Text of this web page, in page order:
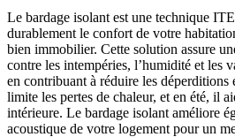
Le bardage isolant est une technique
durablement le confort de votre
bien immobilier. Cette solution assure
contre les intempéries, l’humidité et les
en contribuant à réduire les déperditions
limite les pertes de chaleur, et en été, il
intérieure. Le bardage isolant améliore
acoustique de votre logement pour un